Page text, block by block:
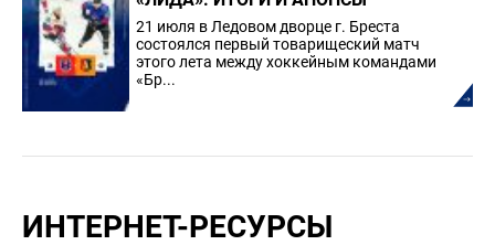
21 июля в Ледовом дворце г. Бреста
состоялся первый товарищеский матч
этого лета между хоккейным командами
«Бр...
ИНТЕРНЕТ-РЕСУРСЫ